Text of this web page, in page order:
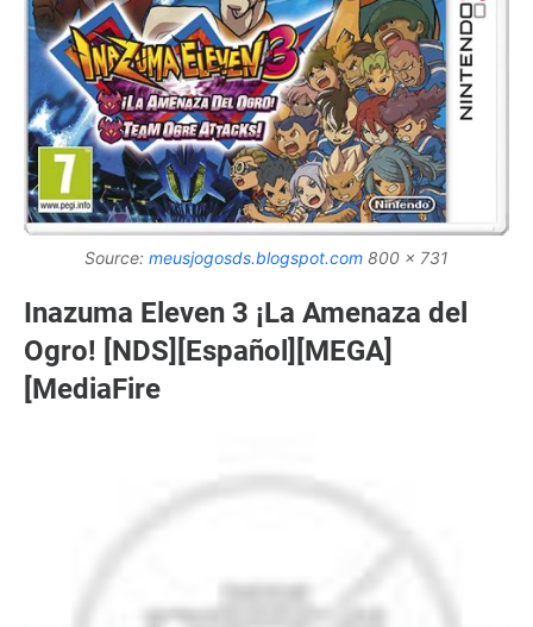
Source: meusjogosds.blogspot.com 800 x 731
Inazuma Eleven 3 ¡La Amenaza del
Ogro! [NDS][Español][MEGA]
[MediaFire